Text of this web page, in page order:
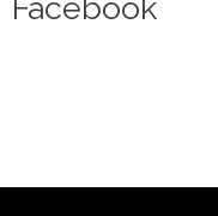
Facebook